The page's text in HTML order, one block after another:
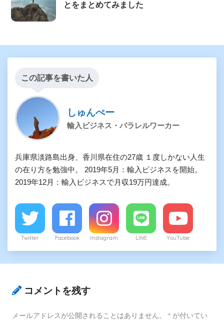
とをまとめてみました
この記事を書いた人
しゅんぺー
輸入ビジネス・パラレルワーカー
兵庫県淡路島出身、香川県在住の27歳 １度しかない人生
の在り方を勉強中。 2019年5月：輸入ビジネスを開始。
2019年12月：輸入ビジネスで月収19万円達成。
Twitter Facebook Instagram LINE YouTube
コメントを残す
メールアドレスが公開されることはありません。 * が付いてい